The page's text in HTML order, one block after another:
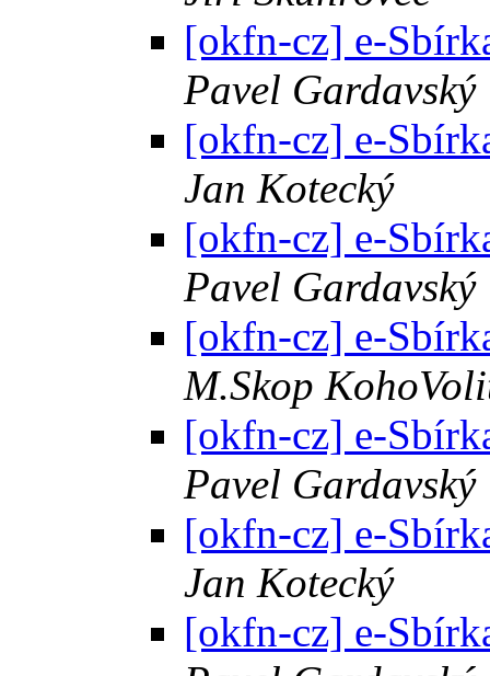
[okfn-cz] e-
Pavel Gardavský
[okfn-cz] e-
Jan Kotecký
[okfn-cz] e-
Pavel Gardavský
[okfn-cz] e-
M.Skop
[okfn-cz] e-
Pavel Gardavský
[okfn-cz] e-
Jan Kotecký
[okfn-cz] e-